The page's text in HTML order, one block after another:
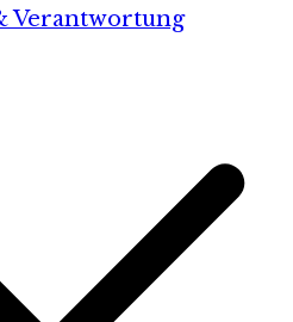
Verantwortung